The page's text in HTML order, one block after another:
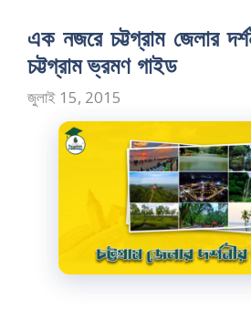
এক নজরে চট্টগ্রাম জেলার
চট্টগ্রাম ভ্রমণ গাইড
জুলাই 15, 2015